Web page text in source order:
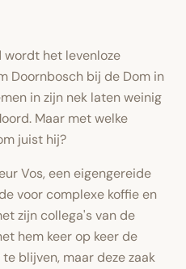
wordt het levenloze
Doornbosch bij de Dom in
in zijn nek laten weinig
Maar met welke
juist hij?
Vos, een eigengereide
voor complexe koffie en
zijn collega's van de
hem keer op keer de
blijven, maar deze zaak